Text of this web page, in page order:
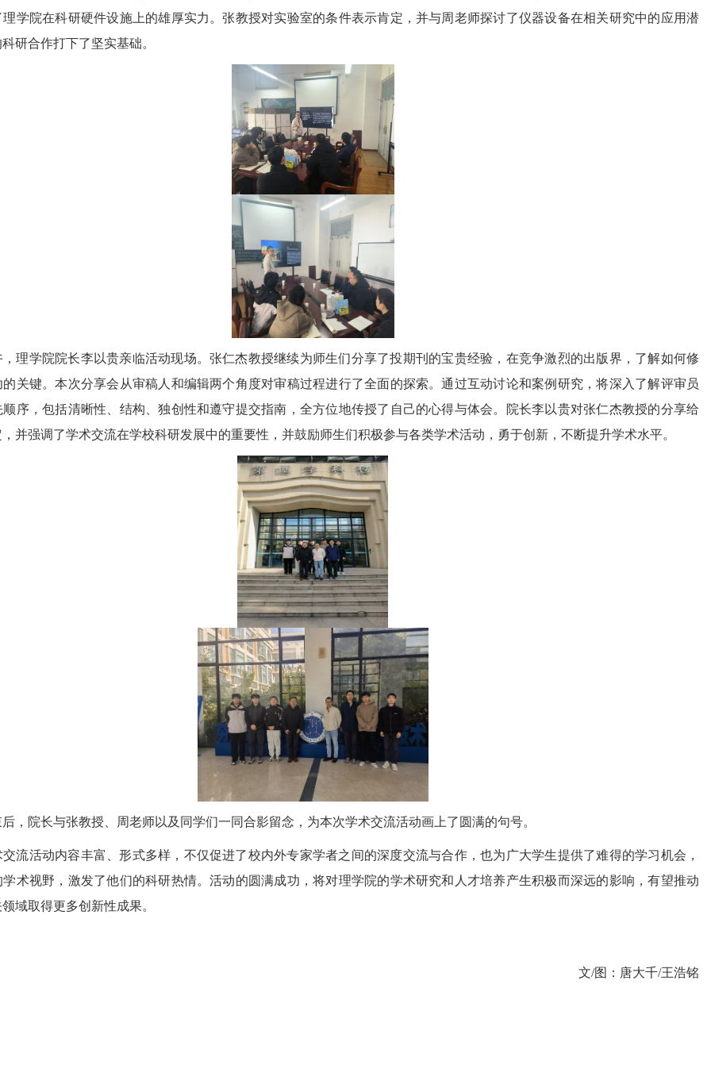
学院在科研硬件设施上的雄厚实力。张教授对实验室的条件表示肯定，并与周老师探讨了仪器设备在相关研究中的应用潜
研合作打下了坚实基础。
理学院院长李以贵亲临活动现场。张仁杰教授继续为师生们分享了投期刊的宝贵经验，在竞争激烈的出版界，了解如何修
关键。本次分享会从审稿人和编辑两个角度对审稿过程进行了全面的探索。通过互动讨论和案例研究，将深入了解评审员
序，包括清晰性、结构、独创性和遵守提交指南，全方位地传授了自己的心得与体会。院长李以贵对张仁杰教授的分享给
并强调了学术交流在学校科研发展中的重要性，并鼓励师生们积极参与各类学术活动，勇于创新，不断提升学术水平。
，院长与张教授、周老师以及同学们一同合影留念，为本次学术交流活动画上了圆满的句号。
流活动内容丰富、形式多样，不仅促进了校内外专家学者之间的深度交流与合作，也为广大学生提供了难得的学习机会，
术视野，激发了他们的科研热情。活动的圆满成功，将对理学院的学术研究和人才培养产生积极而深远的影响，有望推动
域取得更多创新性成果。
文/图：唐大千/王浩铭